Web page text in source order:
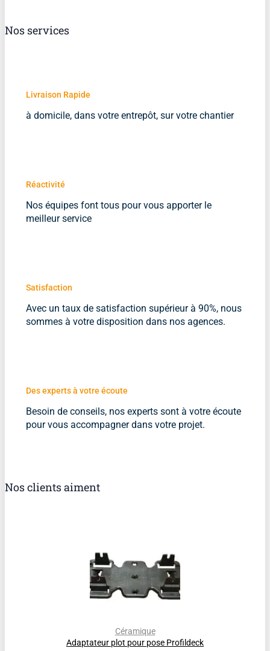
Nos services
Livraison Rapide
à domicile, dans votre entrepôt, sur votre chantier
Réactivité
Nos équipes font tous pour vous apporter le
meilleur service
Satisfaction
Avec un taux de satisfaction supérieur à 90%, nous
sommes à votre disposition dans nos agences.
Des experts à votre écoute
Besoin de conseils, nos experts sont à votre écoute
pour vous accompagner dans votre projet.
Nos clients aiment
Céramique
Adaptateur plot pour pose Profildeck